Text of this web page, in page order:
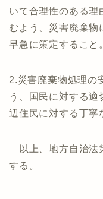
いて合理性のある理
むよう、災害廃棄物
早急に策定すること
2.災害廃棄物処理の
う、国民に対する適
辺住民に対する丁寧
以上、地方自治法
する。